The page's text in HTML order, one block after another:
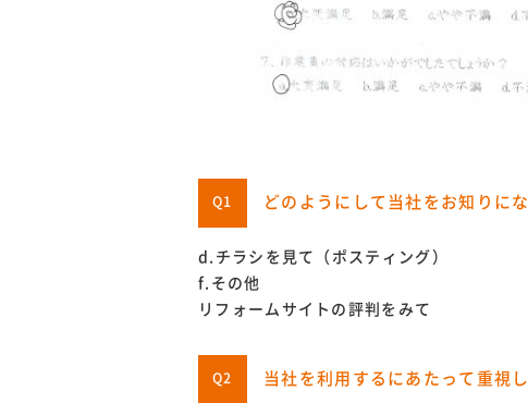
Q1 どのようにして当社をお知りに
d.チラシを見て（ポスティング）
f.その他
リフォームサイトの評判をみて
Q2 当社を利用するにあたって重視